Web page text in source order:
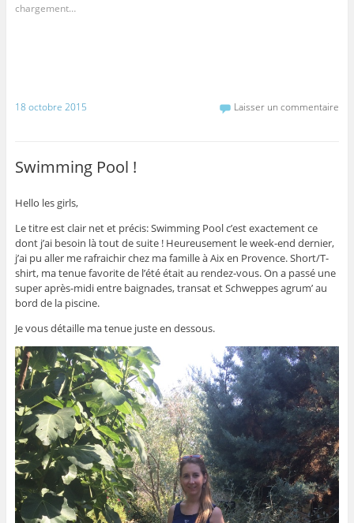
chargement…
18 octobre 2015 Laisser un commentaire
Swimming Pool !
Hello les girls,
Le titre est clair net et précis: Swimming Pool c’est exactement ce
dont j’ai besoin là tout de suite ! Heureusement le week-end dernier,
j’ai pu aller me rafraichir chez ma famille à Aix en Provence. Short/T-
shirt, ma tenue favorite de l’été était au rendez-vous. On a passé une
super après-midi entre baignades, transat et Schweppes agrum’ au
bord de la piscine.
Je vous détaille ma tenue juste en dessous.